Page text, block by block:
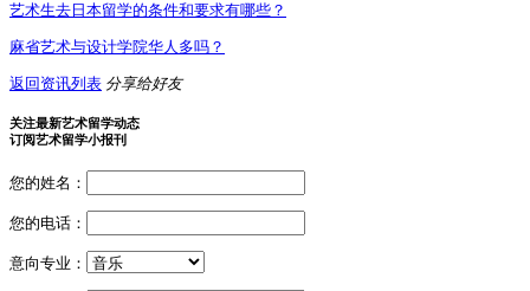
艺术生去日本留学的条件和要求有哪些？
麻省艺术与设计学院华人多吗？
返回资讯列表 分享给好友
关注最新艺术留学动态
订阅艺术留学小报刊
您的姓名：
您的电话：
意向专业：